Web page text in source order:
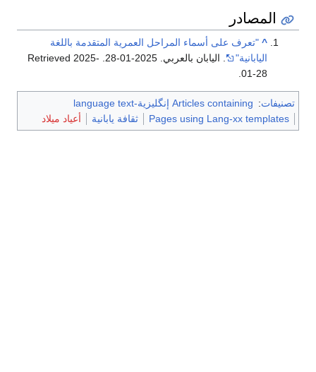
المصادر
^ "تعرف على أسماء المراحل العمرية المتقدمة باللغة
اليابانية"
. اليابان بالعربي. 2025-01-28
2025-
01-28
.
تصنيفات: Articles containing إنگليزية-language text
Pages using Lang-xx templates
ثقافة يابانية أعياد ميلاد